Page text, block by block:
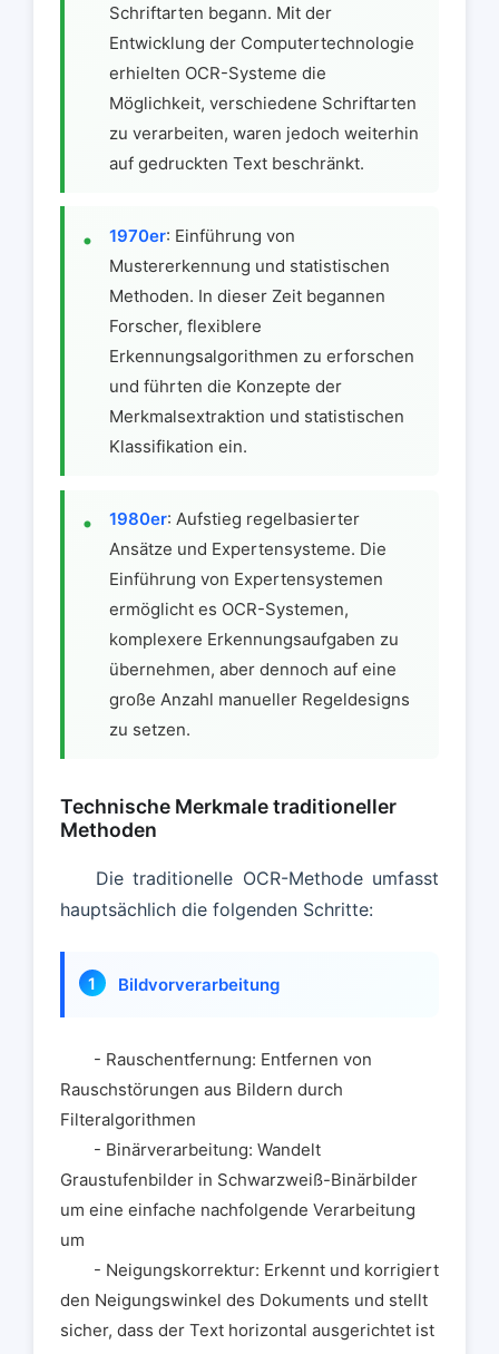
Schriftarten begann. Mit der
Entwicklung der Computertechnologie
erhielten OCR-Systeme die
Möglichkeit, verschiedene Schriftarten
zu verarbeiten, waren jedoch weiterhin
auf gedruckten Text beschränkt.
1970er: Einführung von
Mustererkennung und statistischen
Methoden. In dieser Zeit begannen
Forscher, flexiblere
Erkennungsalgorithmen zu erforschen
und führten die Konzepte der
Merkmalsextraktion und statistischen
Klassifikation ein.
1980er: Aufstieg regelbasierter
Ansätze und Expertensysteme. Die
Einführung von Expertensystemen
ermöglicht es OCR-Systemen,
komplexere Erkennungsaufgaben zu
übernehmen, aber dennoch auf eine
große Anzahl manueller Regeldesigns
zu setzen.
Technische Merkmale traditioneller
Methoden
Die traditionelle OCR-Methode umfasst
hauptsächlich die folgenden Schritte:
Bildvorverarbeitung
- Rauschentfernung: Entfernen von
Rauschstörungen aus Bildern durch
Filteralgorithmen
- Binärverarbeitung: Wandelt
Graustufenbilder in Schwarzweiß-Binärbilder
um eine einfache nachfolgende Verarbeitung
um
- Neigungskorrektur: Erkennt und korrigiert
den Neigungswinkel des Dokuments und stellt
sicher, dass der Text horizontal ausgerichtet ist